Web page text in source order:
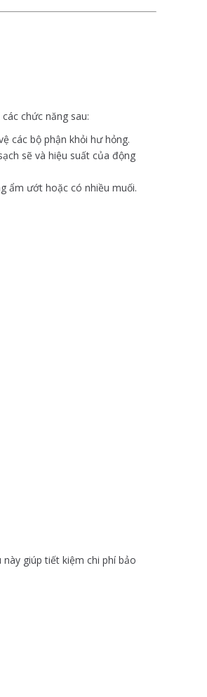
chức năng sau:
các bộ phận khỏi hư hỏng.
sẽ và hiệu suất của động
ẩm ướt hoặc có nhiều muối.
giúp tiết kiệm chi phí bảo